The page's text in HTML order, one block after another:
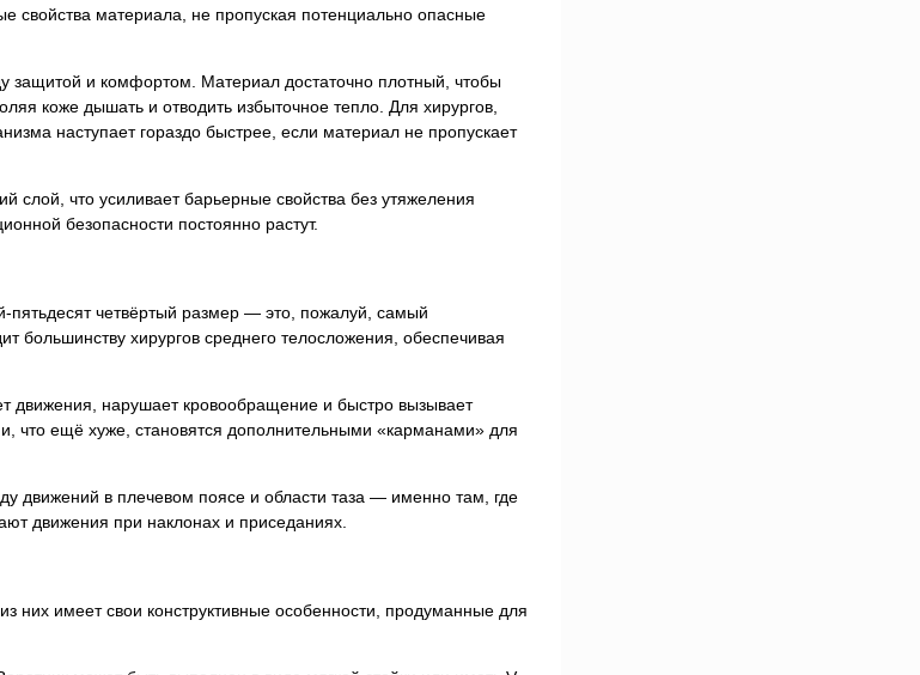
свойства материала, не пропуская потенциально опасные
защитой и комфортом. Материал достаточно плотный, чтобы
коже дышать и отводить избыточное тепло. Для хирургов,
наступает гораздо быстрее, если материал не пропускает
что усиливает барьерные свойства без утяжеления
безопасности постоянно растут.
пятьдесят четвёртый размер — это, пожалуй, самый
хирургов среднего телосложения, обеспечивая
движения, нарушает кровообращение и быстро вызывает
что ещё хуже, становятся дополнительными «карманами» для
движений в плечевом поясе и области таза — именно там, где
движения при наклонах и приседаниях.
имеет свои конструктивные особенности, продуманные для